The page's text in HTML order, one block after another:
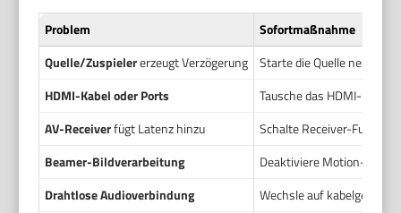
Problem
Sofortmaßnahme
Quelle/Zuspielererzeugt Verzögerung
Starte die Quelle neu.
HDMI-Kabel oder Ports
Tausche das HDMI-
AV-Receiverfügt Latenz hinzu
Schalte Receiver-
Beamer-Bildverarbeitung
Deaktiviere Motion-
Drahtlose Audioverbindung
Wechsle auf